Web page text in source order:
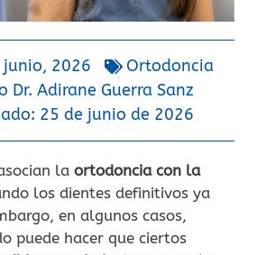
junio, 2026
Ortodoncia
Dr. Adirane Guerra Sanz
25 de junio de 2026
la ortodoncia con la
los dientes definitivos ya
en algunos casos,
puede hacer que ciertos